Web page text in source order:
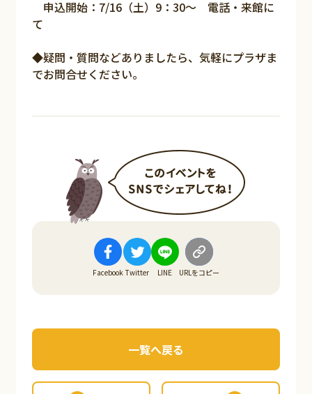
申込開始：7/16（土）9：30～ 電話・来館に
て
◆疑問・質問などありましたら、気軽にプラザま
でお問合せください。
Facebook Twitter LINE URLをコピー
一覧へ戻る